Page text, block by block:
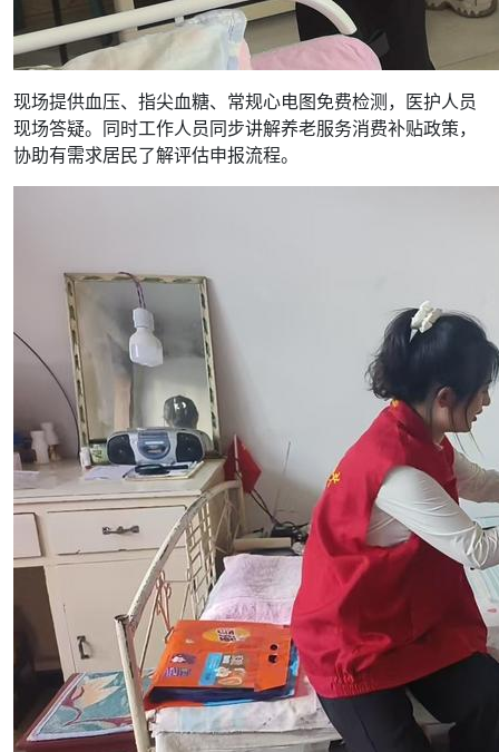
现场提供血压、指尖血糖、常规心电图免费检测，医护人员
现场答疑。同时工作人员同步讲解养老服务消费补贴政策，
协助有需求居民了解评估申报流程。